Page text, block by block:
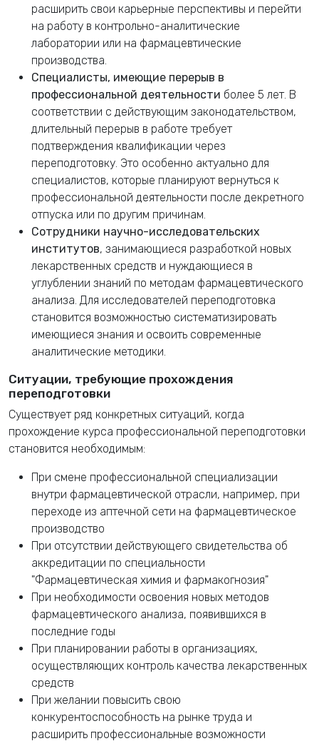
расширить свои карьерные перспективы и перейти
на работу в контрольно-аналитические
лаборатории или на фармацевтические
производства.
Специалисты, имеющие перерыв в
профессиональной деятельности более 5 лет. В
соответствии с действующим законодательством,
длительный перерыв в работе требует
подтверждения квалификации через
переподготовку. Это особенно актуально для
специалистов, которые планируют вернуться к
профессиональной деятельности после декретного
отпуска или по другим причинам.
Сотрудники научно-исследовательских
институтов, занимающиеся разработкой новых
лекарственных средств и нуждающиеся в
углублении знаний по методам фармацевтического
анализа. Для исследователей переподготовка
становится возможностью систематизировать
имеющиеся знания и освоить современные
аналитические методики.
Ситуации, требующие прохождения
переподготовки
Существует ряд конкретных ситуаций, когда
прохождение курса профессиональной переподготовки
становится необходимым:
При смене профессиональной специализации
внутри фармацевтической отрасли, например, при
переходе из аптечной сети на фармацевтическое
производство
При отсутствии действующего свидетельства об
аккредитации по специальности
"Фармацевтическая химия и фармакогнозия"
При необходимости освоения новых методов
фармацевтического анализа, появившихся в
последние годы
При планировании работы в организациях,
осуществляющих контроль качества лекарственных
средств
При желании повысить свою
конкурентоспособность на рынке труда и
расширить профессиональные возможности